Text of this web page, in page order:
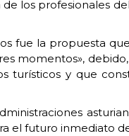
los profesionales
fue la propuesta
momentos»,
turísticos y que
el futuro inmediato